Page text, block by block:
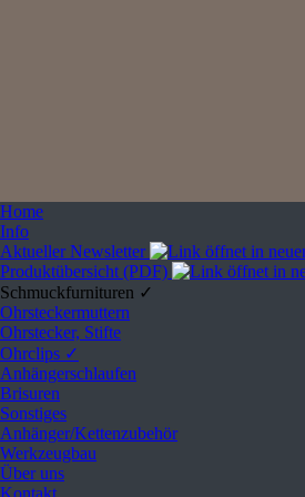
Home
Info
Aktueller Newsletter
Produktübersicht (PDF)
Schmuckfurnituren ✓
Ohrsteckermuttern
Ohrstecker, Stifte
Ohrclips ✓
Anhängerschlaufen
Brisuren
Sonstiges
Anhänger/Kettenzubehör
Werkzeugbau
Über uns